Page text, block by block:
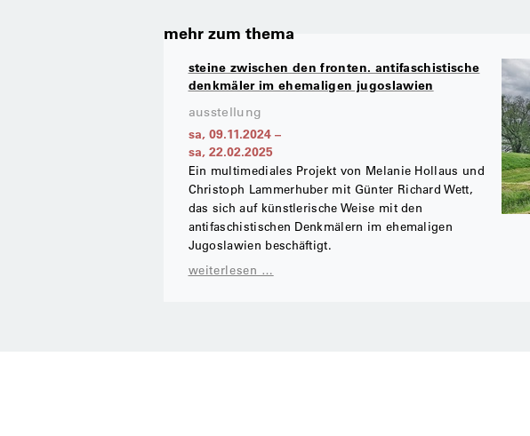
mehr zum thema
steine zwischen den fronten. antifaschistische
denkmäler im ehemaligen jugoslawien
ausstellung
sa, 09.11.2024–
sa, 22.02.2025
Ein multimediales Projekt von Melanie Hollaus und
Christoph Lammerhuber mit Günter Richard Wett,
das sich auf künstlerische Weise mit den
antifaschistischen Denkmälern im ehemaligen
Jugoslawien beschäftigt.
weiterlesen …